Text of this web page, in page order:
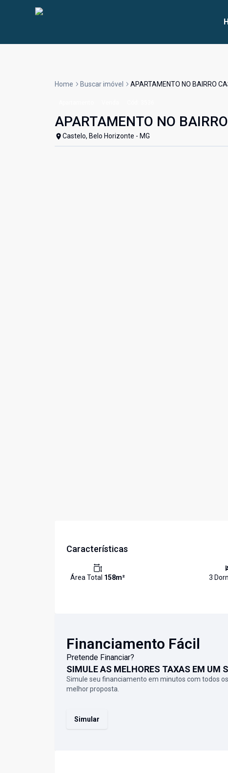
Home Buscar imóvel APARTAMENTO NO BAIRRO
APARTAMENTO NO
Castelo, Belo Horizonte - MG
Características
Área Total 158m² 3
Financiamento Fácil
Pretende Financiar?
SIMULE AS MELHORES TAXAS EM UM
Simule seu financiamento em minutos com todos
melhor proposta.
Simular